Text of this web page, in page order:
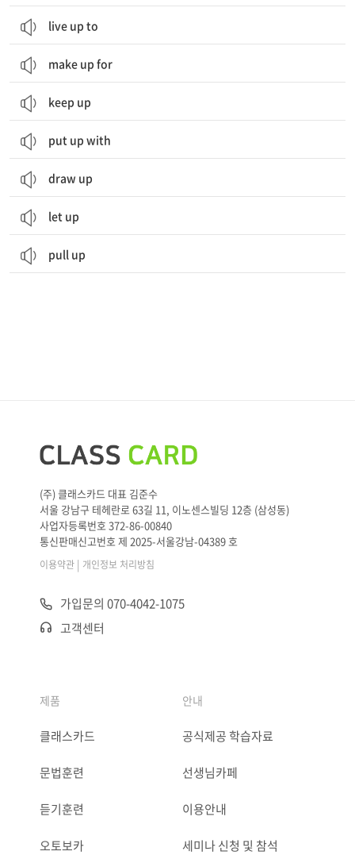
live up to
make up for
keep up
put up with
draw up
let up
pull up
(주) 클래스카드 대표 김준수
서울 강남구 테헤란로 63길 11, 이노센스빌딩 12층 (삼성동)
사업자등록번호 372-86-00840
통신판매신고번호 제 2025-서울강남-04389 호
이용약관 | 개인정보 처리방침
가입문의 070-4042-1075
고객센터
제품
클래스카드
문법훈련
듣기훈련
오토보카
안내
공식제공 학습자료
선생님카페
이용안내
세미나 신청 및 참석